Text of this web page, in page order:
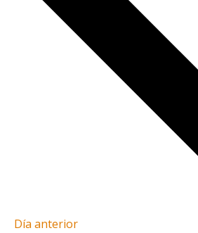
Día anterior